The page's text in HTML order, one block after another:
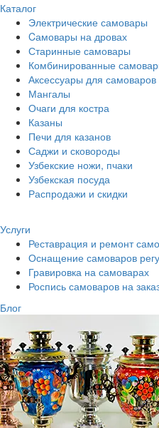
Каталог
Электрические самовары
Cамовары на дровах
Старинные самовары
Комбинированные
Аксессуары для самоваров
Мангалы
Очаги для костра
Казаны
Печи для казанов
Саджи и сковороды
Узбекские ножи, пчаки
Узбекская посуда
Распродажи и скидки
Услуги
Реставрация и ремонт
Оснащение самоваров
Гравировка на самоварах
Роспись самоваров на
Блог